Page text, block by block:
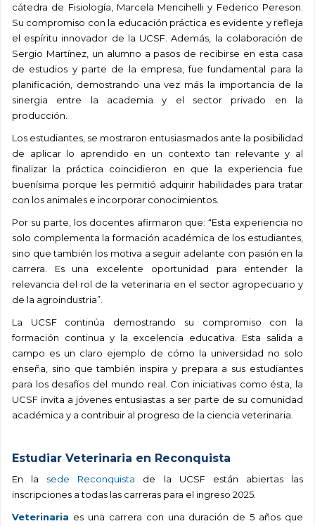
cátedra de Fisiología, Marcela Mencihelli y Federico Pereson.
Su compromiso con la educación práctica es evidente y refleja
el espíritu innovador de la UCSF. Además, la colaboración de
Sergio Martínez, un alumno a pasos de recibirse en esta casa
de estudios y parte de la empresa, fue fundamental para la
planificación, demostrando una vez más la importancia de la
sinergia entre la academia y el sector privado en la
producción.
Los estudiantes, se mostraron entusiasmados ante la posibilidad
de aplicar lo aprendido en un contexto tan relevante y al
finalizar la práctica coincidieron en que la experiencia fue
buenísima porque les permitió adquirir habilidades para tratar
con los animales e incorporar conocimientos.
Por su parte, los docentes afirmaron que: “Esta experiencia no
solo complementa la formación académica de los estudiantes,
sino que también los motiva a seguir adelante con pasión en la
carrera. Es una excelente oportunidad para entender la
relevancia del rol de la veterinaria en el sector agropecuario y
de la agroindustria”.
La UCSF continúa demostrando su compromiso con la
formación continua y la excelencia educativa. Esta salida a
campo es un claro ejemplo de cómo la universidad no solo
enseña, sino que también inspira y prepara a sus estudiantes
para los desafíos del mundo real. Con iniciativas como ésta, la
UCSF invita a jóvenes entusiastas a ser parte de su comunidad
académica y a contribuir al progreso de la ciencia veterinaria.
Estudiar Veterinaria en Reconquista
En la sede Reconquista de la UCSF están abiertas las
inscripciones a todas las carreras para el ingreso 2025.
Veterinaria es una carrera con una duración de 5 años que